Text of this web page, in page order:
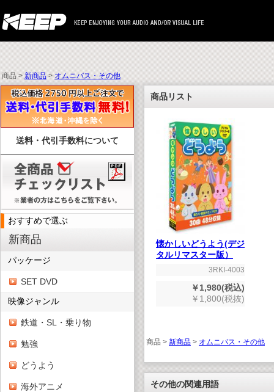
商品 >新商品>オムニバス・その他
送料・代引手数料について
おすすめで選ぶ
新商品
パッケージ
SET DVD
映像ジャンル
鉄道・SL・乗り物
勉強
どうよう
海外アニメ
商品リスト
懐かしいどうよう(デジ
タルリマスター版）
3RKI-4003
￥1,980(税込)
￥1,800(税抜)
商品 > 新商品 > オムニバス・その他
その他の関連用語